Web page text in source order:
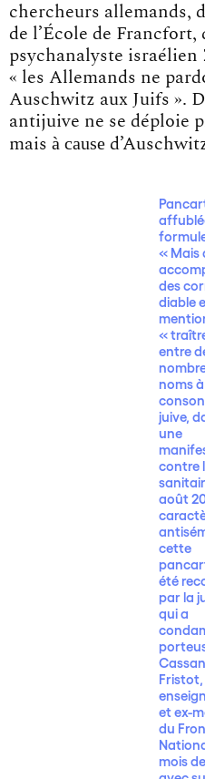
chercheurs allemands,
de l’École de Francfort,
psychanalyste
« les Allemands ne
Auschwitz aux Juifs ».
antijuive ne se déploie
mais à cause
« Mais
des
diable
«
entre
noms à
juive,
une
contre
août
cette
été
par la
qui a
Fristot,
et ex-
du
mois